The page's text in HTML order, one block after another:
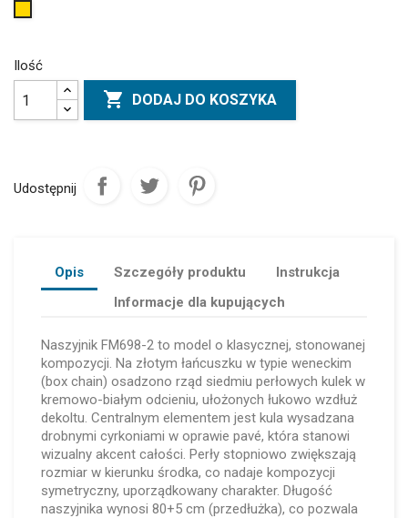
Ilość
 DODAJ DO KOSZYKA
Udostępnij
Opis Szczegóły produktu
Instrukcja
Informacje dla kupujących
Naszyjnik FM698-2 to model o klasycznej, stonowanej
kompozycji. Na złotym łańcuszku w typie weneckim
(box chain) osadzono rząd siedmiu perłowych kulek w
kremowo-białym odcieniu, ułożonych łukowo wzdłuż
dekoltu. Centralnym elementem jest kula wysadzana
drobnymi cyrkoniami w oprawie pavé, która stanowi
wizualny akcent całości. Perły stopniowo zwiększają
rozmiar w kierunku środka, co nadaje kompozycji
symetryczny, uporządkowany charakter. Długość
naszyjnika wynosi 80+5 cm (przedłużka), co pozwala